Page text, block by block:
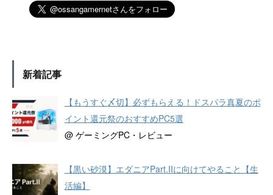
新着記事
【もうすぐ〆切】必ずもらえる！ドスパラ真夏のポ
イント還元祭のおすすめPC5選
@ ゲーミングPC・レビュー
【黒い砂漠】エダニアPart.IIに向けてやること【生
活編】